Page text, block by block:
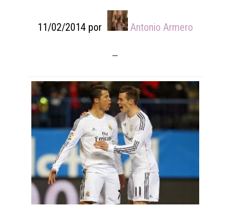
11/02/2014por Antonio Armero